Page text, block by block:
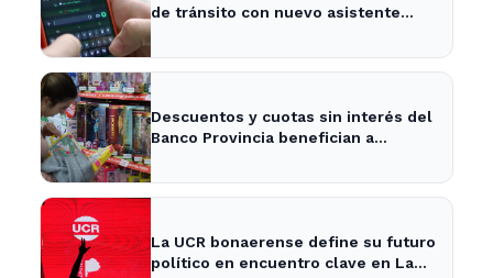
de tránsito con nuevo asistente
Descuentos y cuotas sin interés del
Banco Provincia benefician a
La UCR bonaerense define su futuro
político en encuentro clave en La